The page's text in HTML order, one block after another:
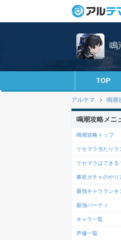
鳴
TOP
アルテマ 鳴潮
鳴潮攻略メニ
鳴潮攻略トップ
リセマラ当たりラ
リセマラはできる
事前ガチャのやり
最強キャラランキ
最強パーティ
キャラ一覧
声優一覧